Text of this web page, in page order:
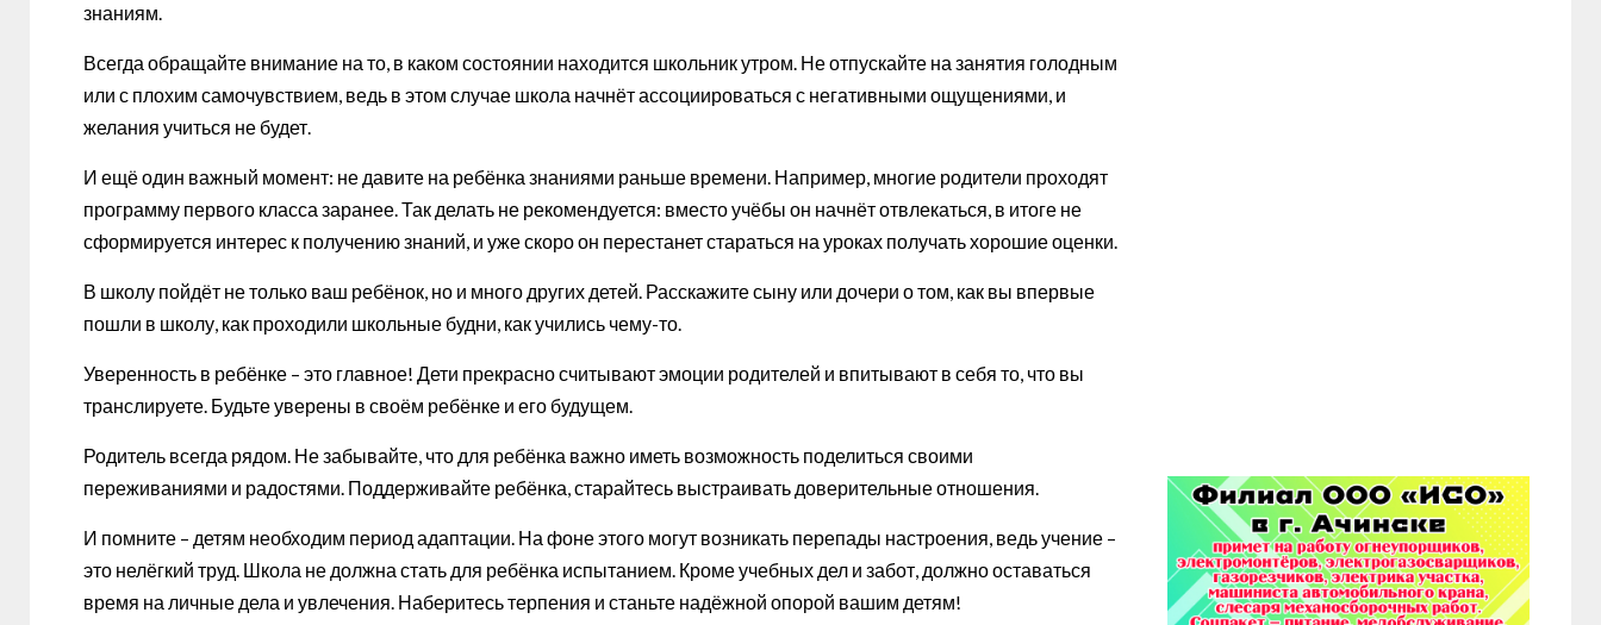
знаниям.
Всегда обращайте внимание на то, в каком состоянии находится школьник утром. Не отпускайте на занятия голодным
или с плохим самочувствием, ведь в этом случае школа начнёт ассоциироваться с негативными ощущениями, и
желания учиться не будет.
И ещё один важный момент: не давите на ребёнка знаниями раньше времени. Например, многие родители проходят
программу первого класса заранее. Так делать не рекомендуется: вместо учёбы он начнёт отвлекаться, в итоге не
сформируется интерес к получению знаний, и уже скоро он перестанет стараться на уроках получать хорошие оценки.
В школу пойдёт не только ваш ребёнок, но и много других детей. Расскажите сыну или дочери о том, как вы впервые
пошли в школу, как проходили школьные будни, как учились чему-то.
Уверенность в ребёнке – это главное! Дети прекрасно считывают эмоции родителей и впитывают в себя то, что вы
транслируете. Будьте уверены в своём ребёнке и его будущем.
Родитель всегда рядом. Не забывайте, что для ребёнка важно иметь возможность поделиться своими
переживаниями и радостями. Поддерживайте ребёнка, старайтесь выстраивать доверительные отношения.
И помните – детям необходим период адаптации. На фоне этого могут возникать перепады настроения, ведь учение –
это нелёгкий труд. Школа не должна стать для ребёнка испытанием. Кроме учебных дел и забот, должно оставаться
время на личные дела и увлечения. Наберитесь терпения и станьте надёжной опорой вашим детям!